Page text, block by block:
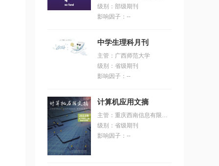
级别：部级期刊
影响因子：--
中学生理科月刊
主管：广西师范大学
级别：省级期刊
影响因子：--
计算机应用文摘
主管：重庆西南信息有限公司（原科技部西南信息中心）
级别：省级期刊
影响因子：--